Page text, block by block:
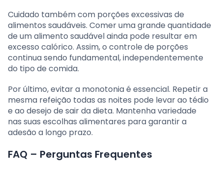
Cuidado também com porções excessivas de
alimentos saudáveis. Comer uma grande quantidade
de um alimento saudável ainda pode resultar em
excesso calórico. Assim, o controle de porções
continua sendo fundamental, independentemente
do tipo de comida.
Por último, evitar a monotonia é essencial. Repetir a
mesma refeição todas as noites pode levar ao tédio
e ao desejo de sair da dieta. Mantenha variedade
nas suas escolhas alimentares para garantir a
adesão a longo prazo.
FAQ – Perguntas Frequentes